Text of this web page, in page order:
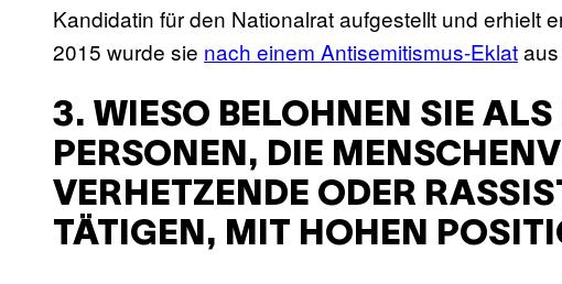
Kandidatin für den Nationalrat aufgestellt und erhielt
2015 wurde sie nach einem Antisemitismus-Eklat
3. WIESO BELOHNEN SIE
PERSONEN, DIE
VERHETZENDE ODER
TÄTIGEN, MIT HOHEN